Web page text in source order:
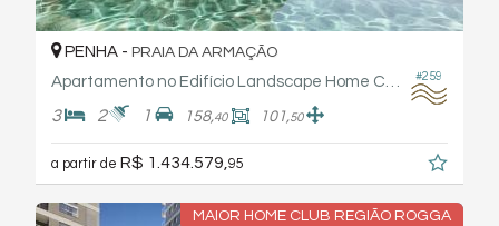
#259
PENHA - PRAIA DA ARMAÇÃO
3 2 1 158,40 101,50
a partir de R$ 1.434.579,95
MAIOR HOME CLUB REGIÃO ROGGA